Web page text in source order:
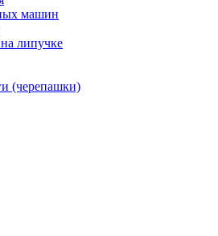
машин
липучке
(черепашки)